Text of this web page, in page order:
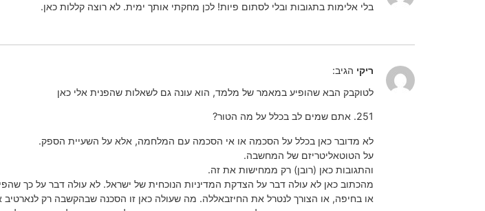
בלי אלימות בתגובות ובלי לסתום פיות! לכן מחקתי אותך ימית. לא רוצה קללות כאן.
ריקי הגיב:
לטוקבק הבא שהופיע במאמר של מלמד, הוא עונה גם לשאלות שהפנית אלי כאן
251. אתם שמים לב בכלל על מה הטור?
לא מדובר כאן בכלל על הסכמה או אי הסכמה עם המלחמה, אלא על השעיית הספק.
על הטוטאליטריזם של המחשבה.
והתגובות כאן (רובן) רק ממחישות את זה.
מהכתוב כאן לא עולה דבר על הצדקת המדיניות הנוכחית של ישראל. לא עולה דבר על כך
או בחיפה, או הצורך לנטרל את החיזבאללה. מה שעולה כאן זו הסכנה שבהקשבה רק